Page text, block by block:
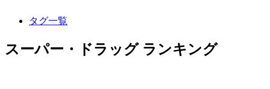
タグ一覧
スーパー・ドラッグ ランキング